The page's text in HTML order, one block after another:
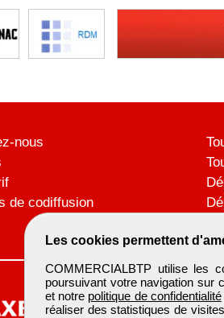
Les cookies permettent
COMMERCIALBTP utilise les
poursuivant votre navigation sur
et notre politique de confidentialité
réaliser des statistiques de
nous
de codiffusion